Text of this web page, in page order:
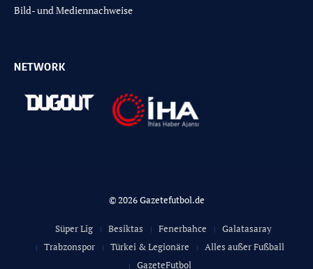
Bild- und Mediennachweise
NETWORK
© 2026 Gazetefutbol.de
Süper Lig Besiktas Fenerbahce
Galatasaray
Trabzonspor
Türkei & Legionäre
Alles außer Fußball
GazeteFutbol